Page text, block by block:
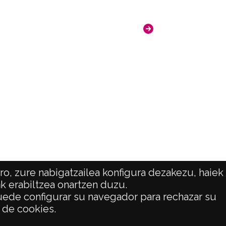
zure nabigatzailea konfigura dezakezu, haiek
erabiltzea onartzen duzu.
configurar su navegador para rechazar su
cookies.
ATENCIÓN CIUDADANA